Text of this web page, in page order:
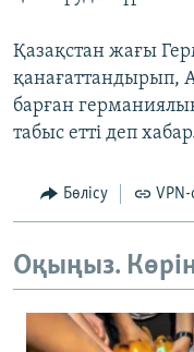
Қазақстан жағы
қанағаттандырып,
барған
табыс етті деп
Бөлісу VPN-
Оқыңыз.